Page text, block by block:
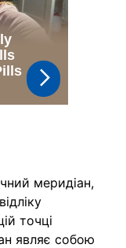
меридіан,
точці
являє собою